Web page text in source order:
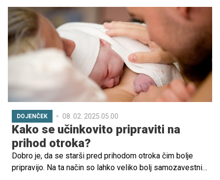
je primerno otroka prvič peljati na sveži zrak?
DOJENČEK 08. 02. 2025 05.00
Kako se učinkovito pripraviti na
prihod otroka?
Dobro je, da se starši pred prihodom otroka čim bolje
pripravijo. Na ta način so lahko veliko bolj samozavestni